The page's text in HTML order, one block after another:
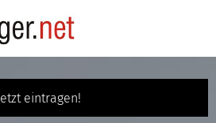
Jetzt eintragen!